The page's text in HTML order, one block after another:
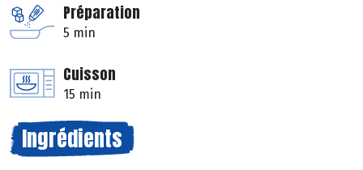
Préparation
5 min
Cuisson
15 min
Ingrédients